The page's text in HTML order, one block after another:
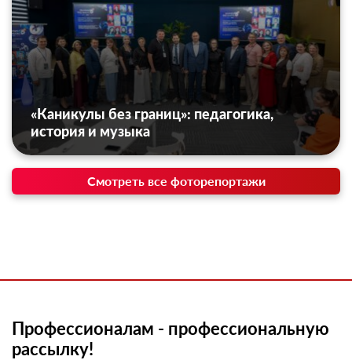
«Каникулы без границ»: педагогика,
история и музыка
Смотреть все фоторепортажи
Профессионалам - профессиональную
рассылку!